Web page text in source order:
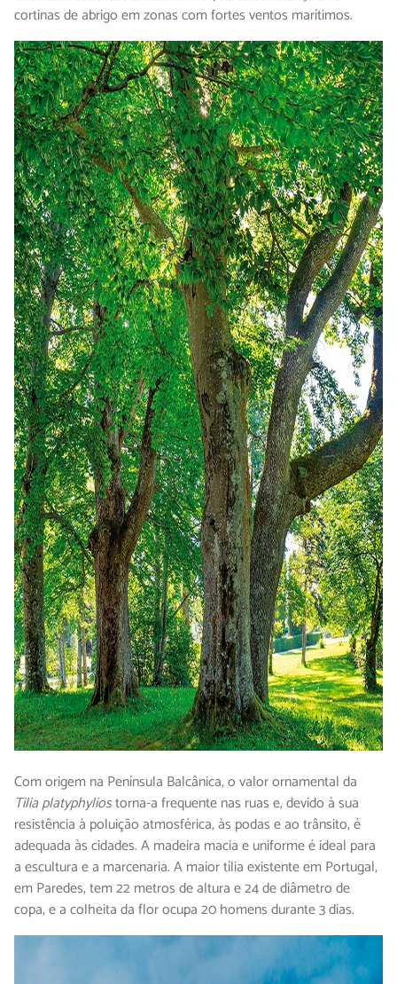
cortinas de abrigo em zonas com fortes ventos marítimos.
Com origem na Península Balcânica, o valor ornamental da
Tilia platyphyliostorna-a frequente nas ruas e, devido à sua
resistência à poluição atmosférica, às podas e ao trânsito, é
adequada às cidades. A madeira macia e uniforme é ideal para
a escultura e a marcenaria. A maior tília existente em Portugal,
em Paredes, tem 22 metros de altura e 24 de diâmetro de
copa, e a colheita da flor ocupa 20 homens durante 3 dias.